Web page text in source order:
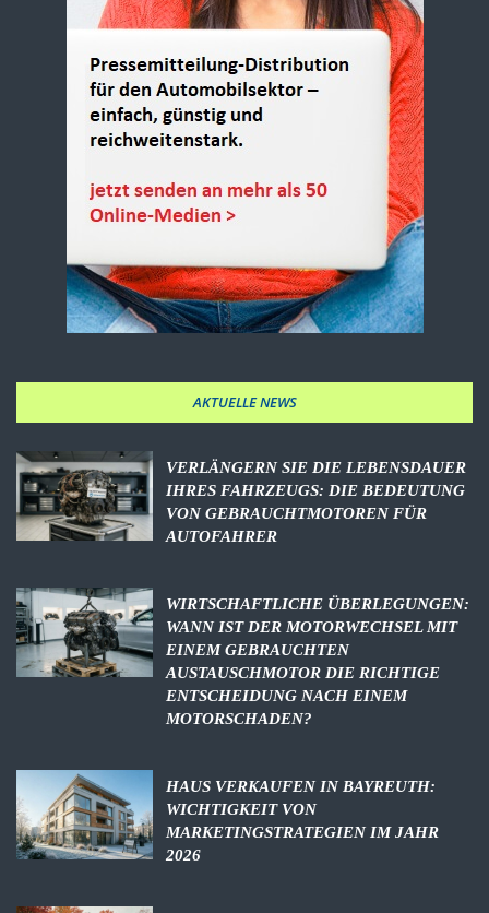
AKTUELLE NEWS
VERLÄNGERN SIE DIE LEBENSDAUER
IHRES FAHRZEUGS: DIE BEDEUTUNG
VON GEBRAUCHTMOTOREN FÜR
AUTOFAHRER
WIRTSCHAFTLICHE ÜBERLEGUNGEN:
WANN IST DER MOTORWECHSEL MIT
EINEM GEBRAUCHTEN
AUSTAUSCHMOTOR DIE RICHTIGE
ENTSCHEIDUNG NACH EINEM
MOTORSCHADEN?
HAUS VERKAUFEN IN BAYREUTH:
WICHTIGKEIT VON
MARKETINGSTRATEGIEN IM JAHR
2026